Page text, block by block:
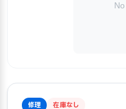
修理 在庫なし